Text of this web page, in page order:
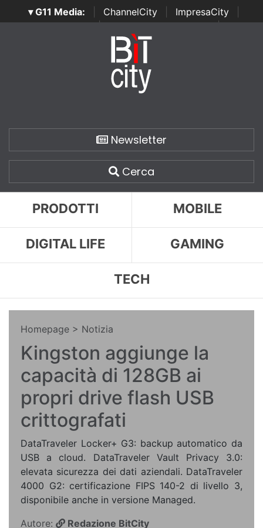
▾ G11 Media: ChannelCity ImpresaCity
SecurityOpenLab | Italian Channel Awards | Italian
Italian Security Awards
Newsletter
Cerca
PRODOTTI MOBILE
DIGITAL LIFE GAMING
TECH
Homepage > Notizia
Kingston aggiunge la
capacità di 128GB ai
propri drive flash USB
crittografati
DataTraveler Locker+ G3: backup automatico da
USB a cloud. DataTraveler Vault Privacy 3.0:
elevata sicurezza dei dati aziendali. DataTraveler
4000 G2: certificazione FIPS 140-2 di livello 3,
disponibile anche in versione Managed.
Autore:
Redazione BitCity